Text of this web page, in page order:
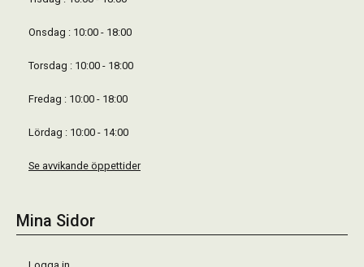
Onsdag : 10:00 - 18:00
Torsdag : 10:00 - 18:00
Fredag : 10:00 - 18:00
Lördag : 10:00 - 14:00
Se avvikande öppettider
Mina Sidor
Logga in